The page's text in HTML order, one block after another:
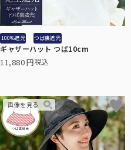
100%遮光 つば裏遮光
ギャザーハット つば10cm
11,880 税込